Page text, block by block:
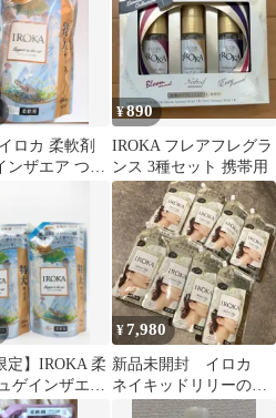
ロカ 柔軟剤
ンザエア つめ
¥890
IROKA フレアフレグラ
ンス 3種セット 携帯用
定】IROKA 柔
ゲインザエア
650ml 2個
¥7,980
新品未開封 イロカ
ネイキッドリリーの香
り IROKA 柔軟剤